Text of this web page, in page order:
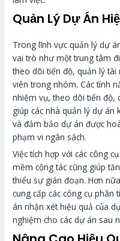
Quản Lý Dự Án
Trong lĩnh vực quản lý dự
vai trò như một trung tâm
theo dõi tiến độ, quản lý tài
viên trong nhóm. Các tính
nhiệm vụ, theo dõi tiến độ,
giúp các nhà quản lý dự án
và đảm bảo dự án được
phạm vi ngân sách.
Việc tích hợp với các công
mềm cộng tác cũng giúp
thiểu sự gián đoạn. Hơn
cung cấp các công cụ
án nhận xét hiệu quả của
nghiệm cho các dự án sau